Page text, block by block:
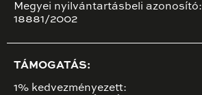
Megyei nyilvántartásbeli azonosító:
18881/2002
TÁMOGATÁS:
1% kedvezményezett: